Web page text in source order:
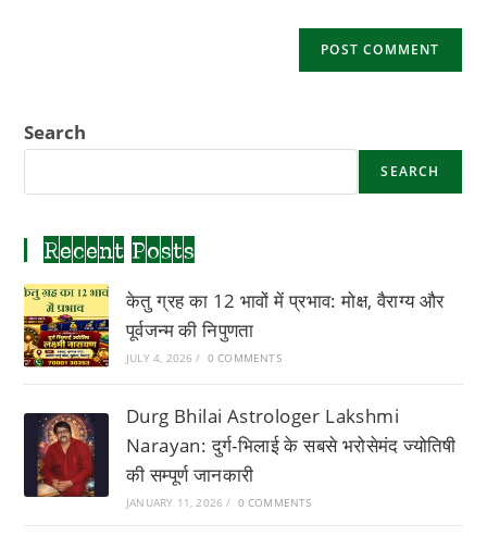
Search
SEARCH
Recent Posts
केतु ग्रह का 12 भावों में प्रभाव: मोक्ष, वैराग्य और
पूर्वजन्म की निपुणता
JULY 4, 2026 / 0 COMMENTS
Durg Bhilai Astrologer Lakshmi
Narayan: दुर्ग-भिलाई के सबसे भरोसेमंद ज्योतिषी
की सम्पूर्ण जानकारी
JANUARY 11, 2026 / 0 COMMENTS